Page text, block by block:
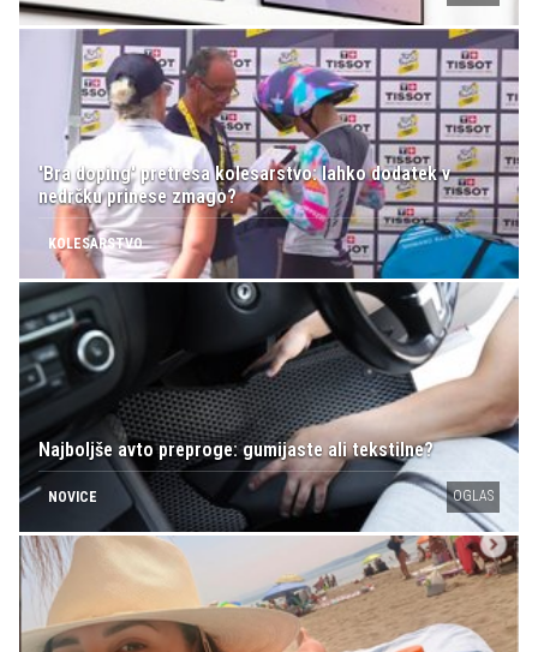
'Bra doping' pretresa kolesarstvo: lahko dodatek v
nedrčku prinese zmago?
KOLESARSTVO
Najboljše avto preproge: gumijaste ali tekstilne?
NOVICE OGLAS